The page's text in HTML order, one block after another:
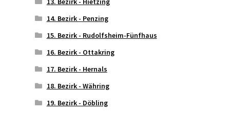
14. Bezirk - Penzing
15. Bezirk - Rudolfsheim-Fünfhaus
16. Bezirk - Ottakring
17. Bezirk - Hernals
18. Bezirk - Währing
19. Bezirk - Döbling